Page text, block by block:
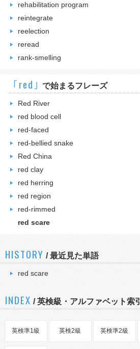
rehabilitation program
reintegrate
reelection
reread
rank-smelling
｢red｣ で始まるフレーズ
Red River
red blood cell
red-faced
red-bellied snake
Red China
red clay
red herring
red region
red-rimmed
red scare
HISTORY /最近見た単語
red scare
INDEX / 英検級・アルファベット索引
英検準1級 英検2級 英検準2級